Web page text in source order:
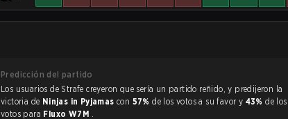
Predicción del partido
Los usuarios de Strafe creyeron que sería un partido reñido, y predijeron la
victoria de Ninjas in Pyjamas con 57%de los votos a su favor y 43%de los
votos para Fluxo W7M .